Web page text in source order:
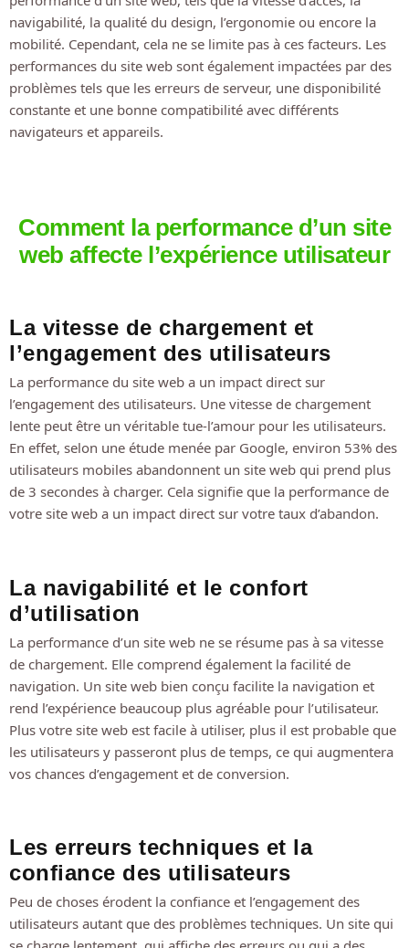
navigabilité, la qualité du design, l’ergonomie ou encore la
mobilité. Cependant, cela ne se limite pas à ces facteurs. Les
performances du site web sont également impactées par des
problèmes tels que les erreurs de serveur, une disponibilité
constante et une bonne compatibilité avec différents
navigateurs et appareils.
Comment la performance d’un site
web affecte l’expérience utilisateur
La vitesse de chargement et
l’engagement des utilisateurs
La performance du site web a un impact direct sur
l’engagement des utilisateurs. Une vitesse de chargement
lente peut être un véritable tue-l’amour pour les utilisateurs.
En effet, selon une étude menée par Google, environ 53% des
utilisateurs mobiles abandonnent un site web qui prend plus
de 3 secondes à charger. Cela signifie que la performance de
votre site web a un impact direct sur votre taux d’abandon.
La navigabilité et le confort
d’utilisation
La performance d’un site web ne se résume pas à sa vitesse
de chargement. Elle comprend également la facilité de
navigation. Un site web bien conçu facilite la navigation et
rend l’expérience beaucoup plus agréable pour l’utilisateur.
Plus votre site web est facile à utiliser, plus il est probable que
les utilisateurs y passeront plus de temps, ce qui augmentera
vos chances d’engagement et de conversion.
Les erreurs techniques et la
confiance des utilisateurs
Peu de choses érodent la confiance et l’engagement des
utilisateurs autant que des problèmes techniques. Un site qui